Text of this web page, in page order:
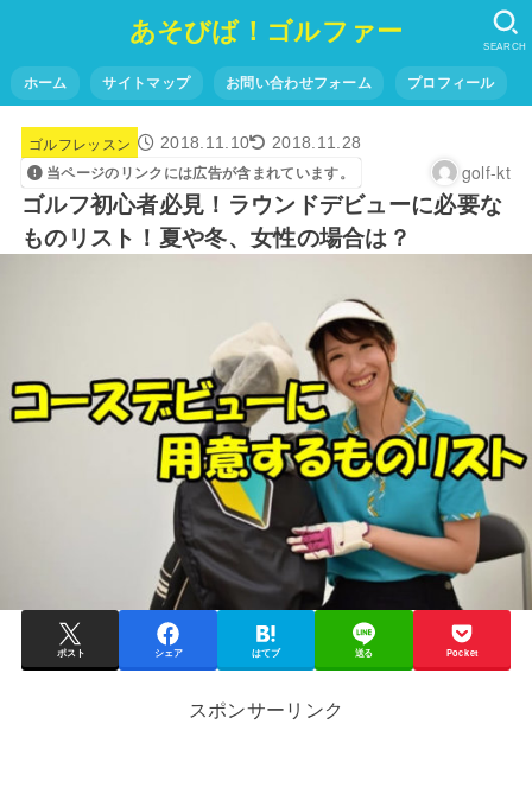
あそびば！ゴルファー
ホーム サイトマップ お問い合わせフォーム プロフィール
SEARCH
ゴルフレッスン 2018.11.10 2018.11.28
当ページのリンクには広告が含まれています。 golf-kt
ゴルフ初心者必見！ラウンドデビューに必要な
ものリスト！夏や冬、女性の場合は？
ポスト シェア はてブ 送る Pocket
スポンサーリンク